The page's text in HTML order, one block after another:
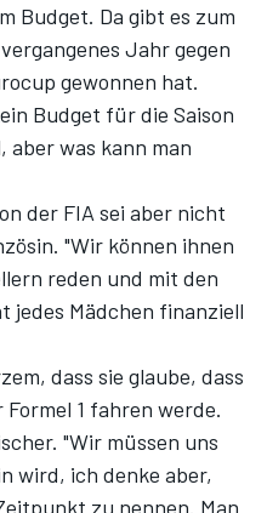
Budget. Da gibt es zum
Jahr gegen
gewonnen hat.
Budget für die Saison
aber was kann man
der FIA sei aber nicht
"Wir können ihnen
reden und mit den
jedes Mädchen finanziell
dass sie glaube, dass
1 fahren werde.
"Wir müssen uns
wird, ich denke aber,
zu nennen. Man